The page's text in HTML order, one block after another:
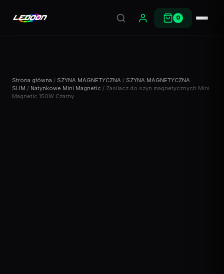
0
Strona główna / SZYNA MAGNETYCZNA / SZYNA MAGNETYCZNA
SLIM / Natynkowe Mini Magnetic / Zasilacz do szyn magnetycznych Mini
Magnetic 150W Czarny